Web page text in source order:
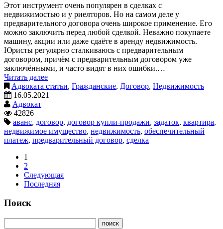
Этот инструмент очень популярен в сделках с
недвижимостью и у риелторов. Но на самом деле у
предварительного договора очень широкое применение. Его
можно заключить перед любой сделкой. Неважно покупаете
машину, акции или даже сдаёте в аренду недвижимость.
Юристы регулярно сталкиваюсь с предварительным
договором, причём с предварительным договором уже
заключёнными, и часто видят в них ошибки.…
Читать далее
Адвоката статьи, Гражданские, Договор, Недвижимость
16.05.2021
Адвокат
42826
аванс, договор, договор купли-продажи, задаток, квартира,
недвижимое имущество, недвижимость, обеспечительный
платеж, предварительный договор, сделка
1
2
Следующая
Последняя
Поиск